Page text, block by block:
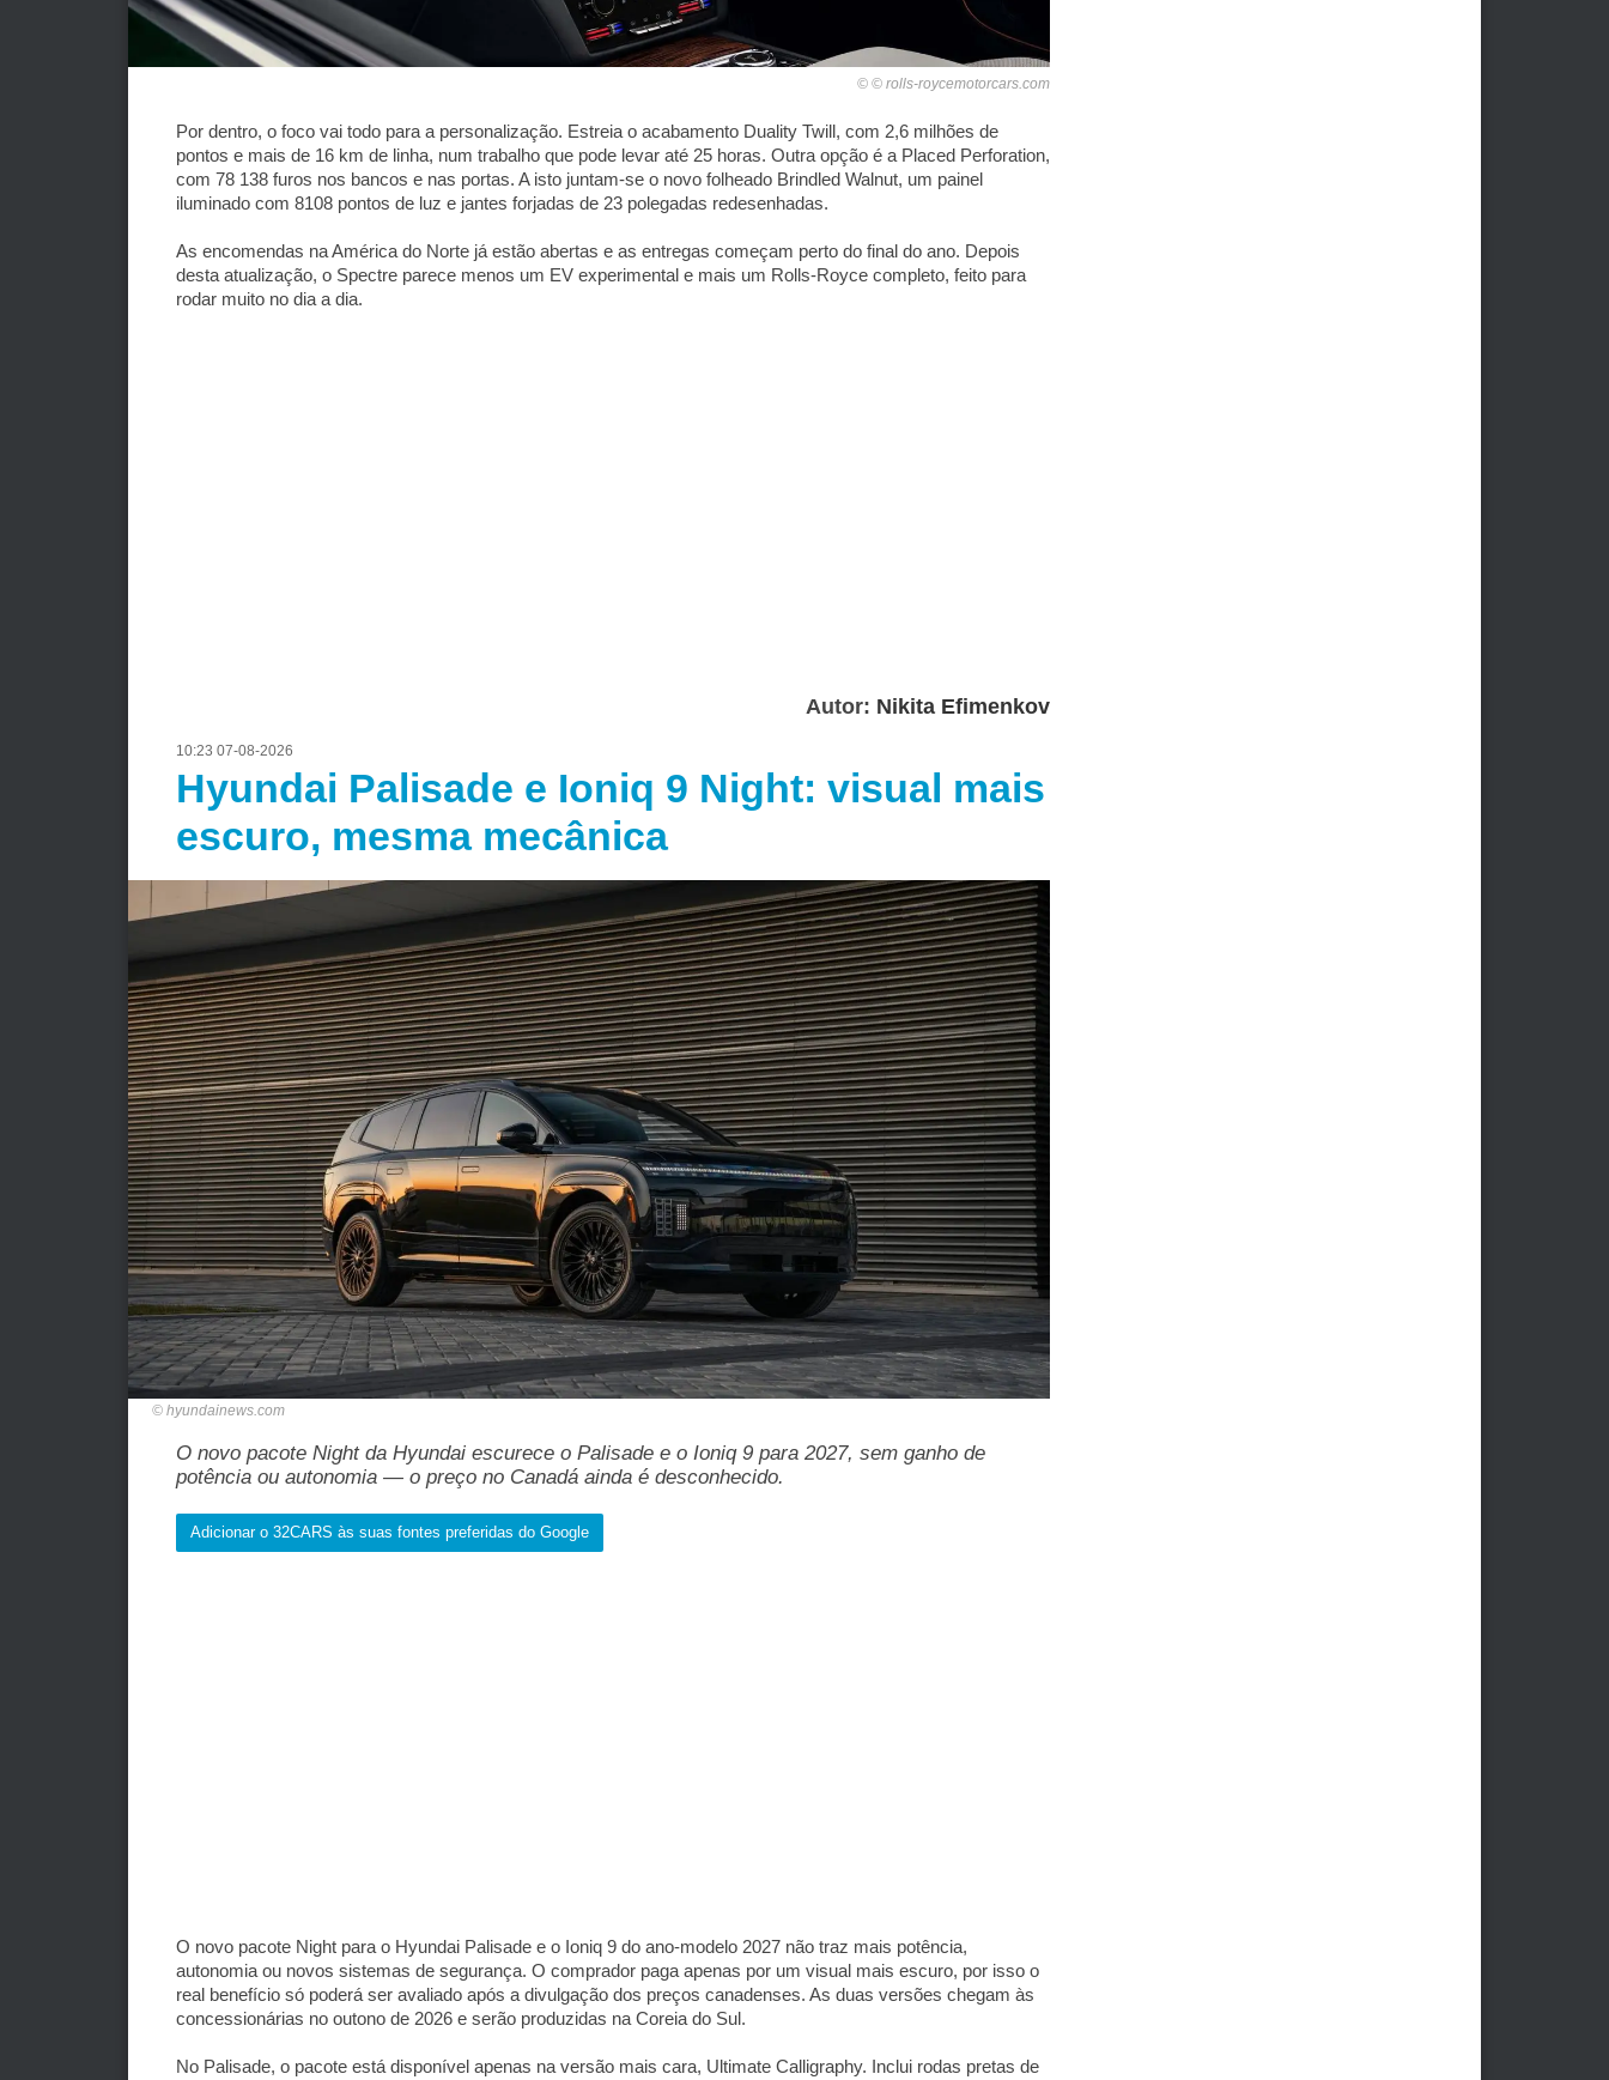
© rolls-roycemotorcars.com
Por dentro, o foco vai todo para a personalização. Estreia o acabamento Duality Twill, com 2,6 milhões de
pontos e mais de 16 km de linha, num trabalho que pode levar até 25 horas. Outra opção é a Placed Perforation,
com 78 138 furos nos bancos e nas portas. A isto juntam-se o novo folheado Brindled Walnut, um painel
iluminado com 8108 pontos de luz e jantes forjadas de 23 polegadas redesenhadas.
As encomendas na América do Norte já estão abertas e as entregas começam perto do final do ano. Depois
desta atualização, o Spectre parece menos um EV experimental e mais um Rolls-Royce completo, feito para
rodar muito no dia a dia.
Autor: Nikita Efimenkov
10:23 07-08-2026
Hyundai Palisade e Ioniq 9 Night: visual mais
escuro, mesma mecânica
hyundainews.com
O novo pacote Night da Hyundai escurece o Palisade e o Ioniq 9 para 2027, sem ganho de
potência ou autonomia — o preço no Canadá ainda é desconhecido.
Adicionar o 32CARS às suas fontes preferidas do Google
O novo pacote Night para o Hyundai Palisade e o Ioniq 9 do ano-modelo 2027 não traz mais potência,
autonomia ou novos sistemas de segurança. O comprador paga apenas por um visual mais escuro, por isso o
real benefício só poderá ser avaliado após a divulgação dos preços canadenses. As duas versões chegam às
concessionárias no outono de 2026 e serão produzidas na Coreia do Sul.
No Palisade, o pacote está disponível apenas na versão mais cara, Ultimate Calligraphy. Inclui rodas pretas de